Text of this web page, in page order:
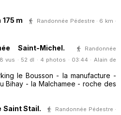
m
Randonnée Pédestre · 6 km ·
Saint-Michel.
Randonnée
vus · 52 dl · 4 photos · 03:44 · Alain de
le Bousson - la manufacture -
Bihay - la Malchamee - roche des
Saint Stail.
Randonnée Pédestre ·